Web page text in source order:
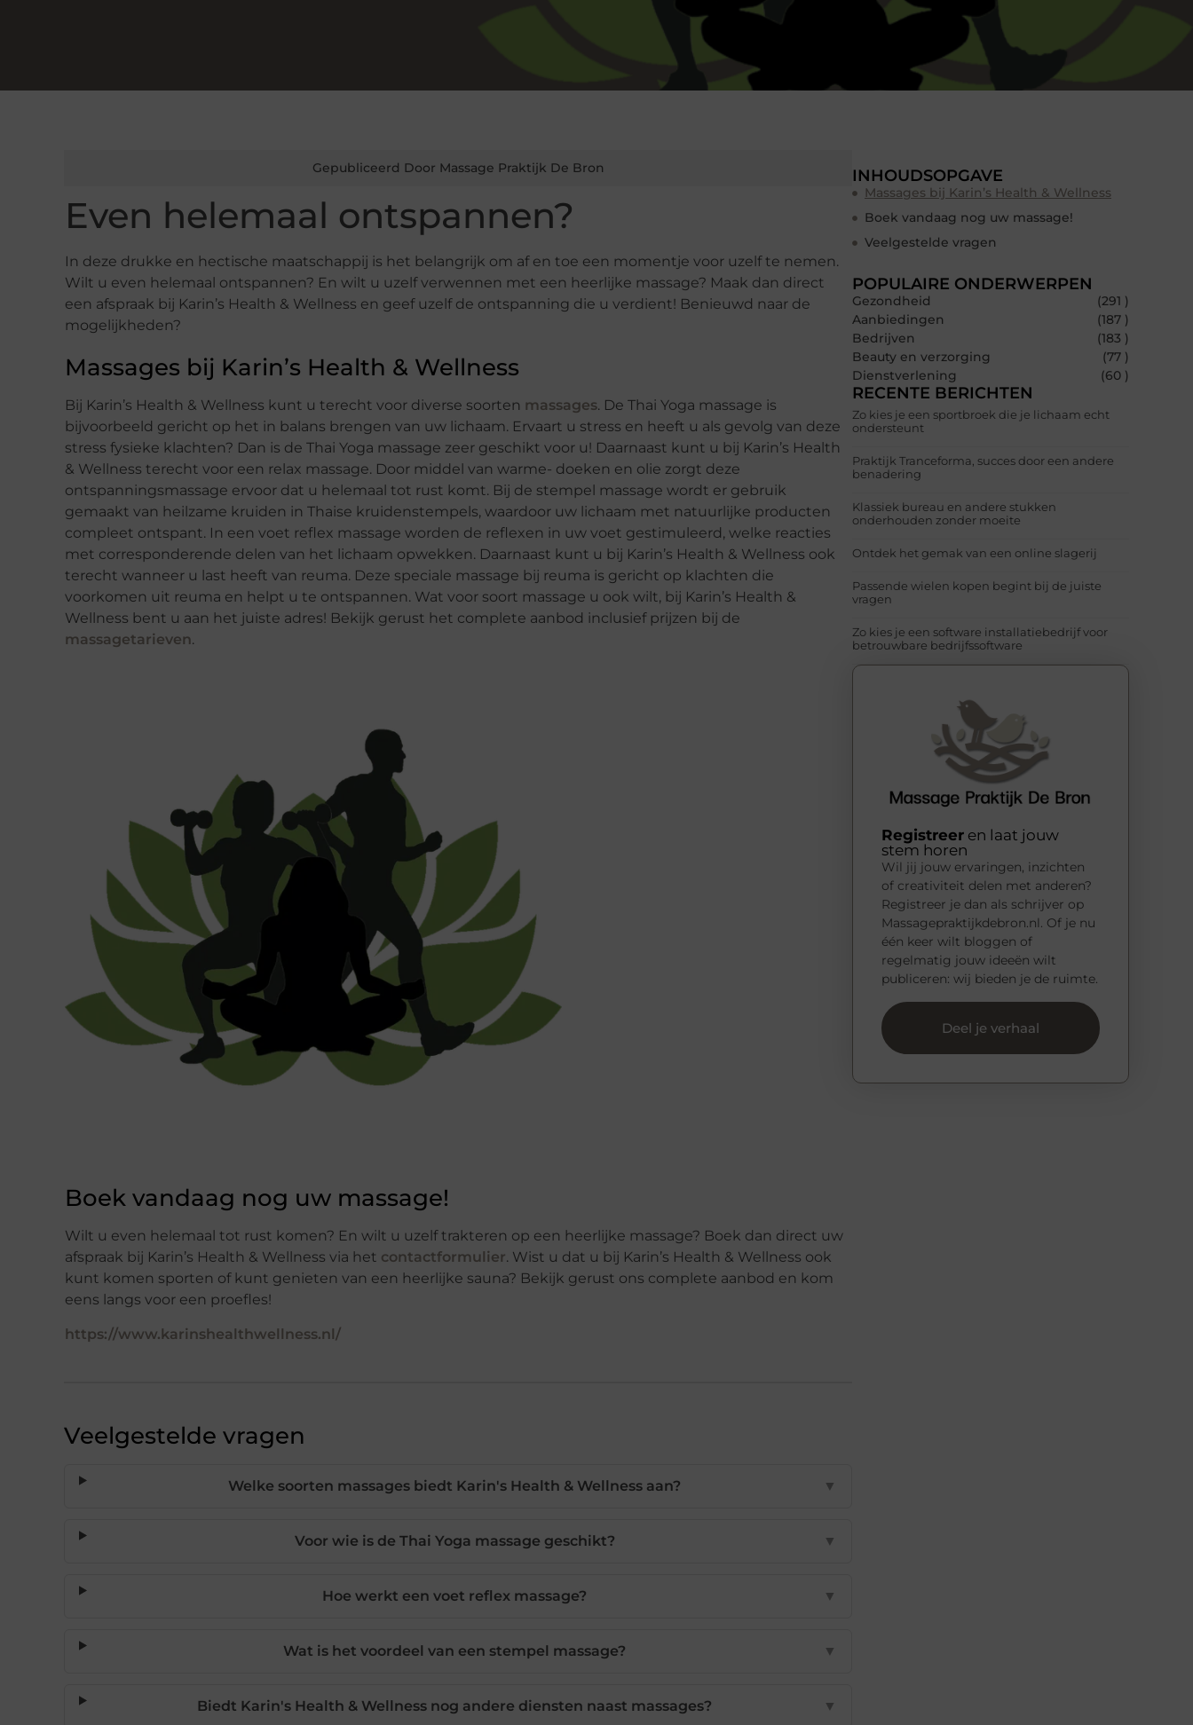
Gepubliceerd Door Massage Praktijk De Bron
Even helemaal ontspannen?
In deze drukke en hectische maatschappij is het belangrijk om af en toe een momentje voor uzelf te nemen.
Wilt u even helemaal ontspannen? En wilt u uzelf verwennen met een heerlijke massage? Maak dan direct
een afspraak bij Karin’s Health & Wellness en geef uzelf de ontspanning die u verdient! Benieuwd naar de
mogelijkheden?
Massages bij Karin’s Health & Wellness
Bij Karin’s Health & Wellness kunt u terecht voor diverse soorten massages. De Thai Yoga massage is
bijvoorbeeld gericht op het in balans brengen van uw lichaam. Ervaart u stress en heeft u als gevolg van deze
stress fysieke klachten? Dan is de Thai Yoga massage zeer geschikt voor u! Daarnaast kunt u bij Karin’s Health
& Wellness terecht voor een relax massage. Door middel van warme- doeken en olie zorgt deze
ontspanningsmassage ervoor dat u helemaal tot rust komt. Bij de stempel massage wordt er gebruik
gemaakt van heilzame kruiden in Thaise kruidenstempels, waardoor uw lichaam met natuurlijke producten
compleet ontspant. In een voet reflex massage worden de reflexen in uw voet gestimuleerd, welke reacties
met corresponderende delen van het lichaam opwekken. Daarnaast kunt u bij Karin’s Health & Wellness ook
terecht wanneer u last heeft van reuma. Deze speciale massage bij reuma is gericht op klachten die
voorkomen uit reuma en helpt u te ontspannen. Wat voor soort massage u ook wilt, bij Karin’s Health &
Wellness bent u aan het juiste adres! Bekijk gerust het complete aanbod inclusief prijzen bij de
massagetarieven.
Boek vandaag nog uw massage!
Wilt u even helemaal tot rust komen? En wilt u uzelf trakteren op een heerlijke massage? Boek dan direct uw
afspraak bij Karin’s Health & Wellness via het contactformulier. Wist u dat u bij Karin’s Health & Wellness ook
kunt komen sporten of kunt genieten van een heerlijke sauna? Bekijk gerust ons complete aanbod en kom
eens langs voor een proefles!
https://www.karinshealthwellness.nl/
Veelgestelde vragen
Welke soorten massages biedt Karin's Health & Wellness aan? ▼
Voor wie is de Thai Yoga massage geschikt? ▼
Hoe werkt een voet reflex massage? ▼
Wat is het voordeel van een stempel massage? ▼
Biedt Karin's Health & Wellness nog andere diensten naast massages? ▼
INHOUDSOPGAVE
Massages bij Karin’s Health & Wellness
Boek vandaag nog uw massage!
Veelgestelde vragen
POPULAIRE ONDERWERPEN
Gezondheid
(291 )
Aanbiedingen
(187 )
Bedrijven
(183 )
Beauty en verzorging
(77 )
Dienstverlening
(60 )
RECENTE BERICHTEN
Zo kies je een sportbroek die je lichaam echt
ondersteunt
Praktijk Tranceforma, succes door een andere
benadering
Klassiek bureau en andere stukken
onderhouden zonder moeite
Ontdek het gemak van een online slagerij
Passende wielen kopen begint bij de juiste
vragen
Zo kies je een software installatiebedrijf voor
betrouwbare bedrijfssoftware
Registreer en laat jouw
stem horen
Wil jij jouw ervaringen, inzichten
of creativiteit delen met anderen?
Registreer je dan als schrijver op
Massagepraktijkdebron.nl. Of je nu
één keer wilt bloggen of
regelmatig jouw ideeën wilt
publiceren: wij bieden je de ruimte.
Deel je verhaal